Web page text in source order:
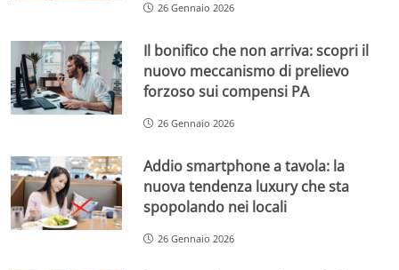
26 Gennaio 2026
Il bonifico che non arriva: scopri il
nuovo meccanismo di prelievo
forzoso sui compensi PA
26 Gennaio 2026
Addio smartphone a tavola: la
nuova tendenza luxury che sta
spopolando nei locali
26 Gennaio 2026